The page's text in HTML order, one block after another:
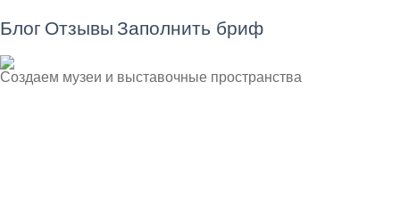
Блог Отзывы Заполнить бриф
Создаем музеи и выставочные пространства